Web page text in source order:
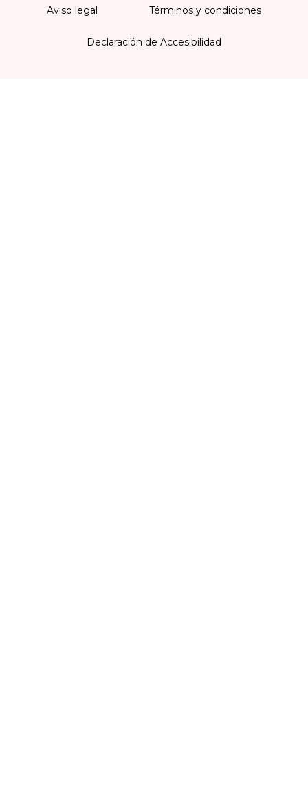
Aviso legal Términos y condiciones
Declaración de Accesibilidad